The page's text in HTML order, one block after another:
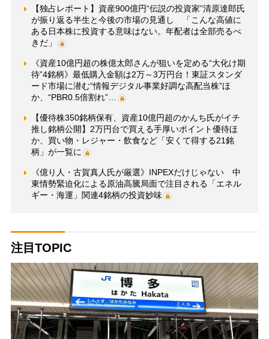
【独占レポート】資産900億円“伝説の投資家”清原達郎氏
が振り返る半生と今後の市場の見通し 「こんな高値に
ある日本株に投資する意味はない。年配者は全部売るべ
きだ」
《資産10億円超の株億太郎さんが狙いを定める“大化け期
待”4銘柄》最低購入金額は2万～3万円台！東証スタンダ
ード市場に潜む“情報デジタル事業好調な高配当株”ほ
か、“PBR0.5倍割れ”…
【優待株350銘柄保有、資産10億円超のかんち氏がイチ
推し銘柄公開】2万円台で買える手厚いポイント優待ほ
か、買い物・レジャー・飲食など「安くて得する21銘
柄」が一覧に
《億り人・古賀真人氏が厳選》INPEXだけじゃない 中
東情勢緊迫化による原油高騰局面で注目される「エネル
ギー・海運」関連4銘柄の投資妙味
注目TOPIC